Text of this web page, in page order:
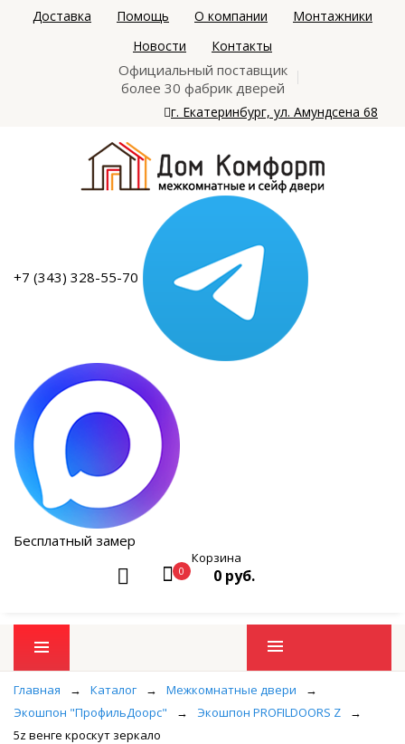
Доставка Помощь О компании
Монтажники
Новости
Контакты
Официальный поставщик
более 30 фабрик дверей
г. Екатеринбург, ул. Амундсена 68
+7 (343) 328-55-70
Бесплатный замер
0
Корзина
0 руб.
Промо товары
Главная → Каталог → Межкомнатные двери
→
Экошпон "ПрофильДоорс"
→ Экошпон PROFILDOORS Z
→
5z венге кроскут зеркало